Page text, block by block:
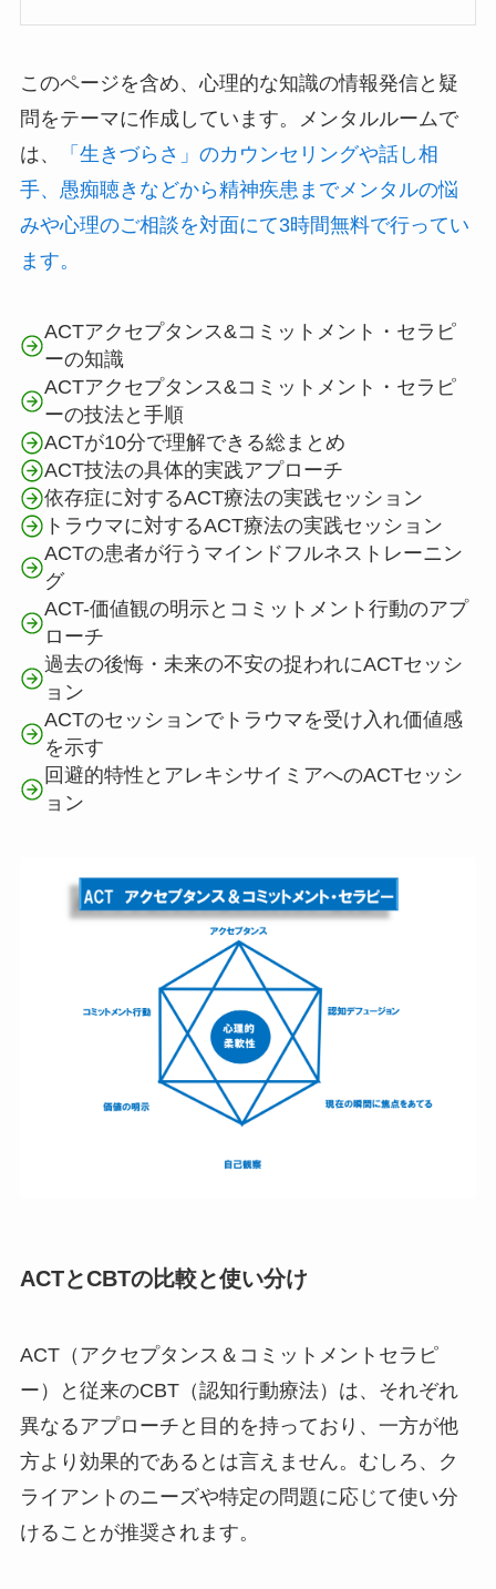
このページを含め、心理的な知識の情報発信と疑
問をテーマに作成しています。メンタルルームで
は、
「生きづらさ」のカウンセリングや話し相
手、愚痴聴きなどから精神疾患までメンタルの悩
みや心理のご相談を対面にて3時間無料で行ってい
ます。
ACTアクセプタンス&コミットメント・セラピ
ーの知識
ACTアクセプタンス&コミットメント・セラピ
ーの技法と手順
ACTが10分で理解できる総まとめ
ACT技法の具体的実践アプローチ
依存症に対するACT療法の実践セッション
トラウマに対するACT療法の実践セッション
ACTの患者が行うマインドフルネストレーニン
グ
ACT-価値観の明示とコミットメント行動のアプ
ローチ
過去の後悔・未来の不安の捉われにACTセッシ
ョン
ACTのセッションでトラウマを受け入れ価値感
を示す
回避的特性とアレキシサイミアへのACTセッシ
ョン
ACTとCBTの比較と使い分け
ACT（アクセプタンス＆コミットメントセラピ
ー）と従来のCBT（認知行動療法）は、それぞれ
異なるアプローチと目的を持っており、一方が他
方より効果的であるとは言えません。むしろ、ク
ライアントのニーズや特定の問題に応じて使い分
けることが推奨されます。